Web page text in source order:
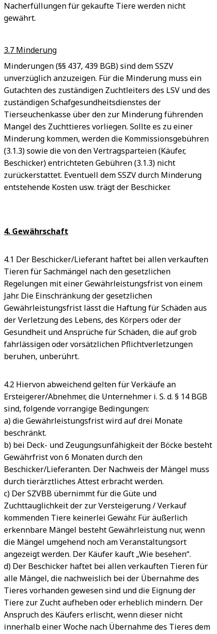
Nacherfüllungen für gekaufte Tiere werden nicht
gewährt.
3.7 Minderung
Minderungen (§§ 437, 439 BGB) sind dem SSZV
unverzüglich anzuzeigen. Für die Minderung muss ein
Gutachten des zuständigen Zuchtleiters des LSV und des
zuständigen Schafgesundheitsdienstes der
Tierseuchenkasse über den zur Minderung führenden
Mangel des Zuchttieres vorliegen. Sollte es zu einer
Minderung kommen, werden die Kommissionsgebühren
(3.1.3) sowie die von den Vertragsparteien (Käufer,
Beschicker) entrichteten Gebühren (3.1.3) nicht
zurückerstattet. Eventuell dem SSZV durch Minderung
entstehende Kosten usw. trägt der Beschicker.
4. Gewährschaft
4.1 Der Beschicker/Lieferant haftet bei allen verkauften
Tieren für Sachmängel nach den gesetzlichen
Regelungen mit einer Gewährleistungsfrist von einem
Jahr. Die Einschränkung der gesetzlichen
Gewährleistungsfrist lässt die Haftung für Schäden aus
der Verletzung des Lebens, des Körpers oder der
Gesundheit und Ansprüche für Schäden, die auf grob
fahrlässigen oder vorsätzlichen Pflichtverletzungen
beruhen, unberührt.
4.2 Hiervon abweichend gelten für Verkäufe an
Ersteigerer/Abnehmer, die Unternehmer i. S. d. § 14 BGB
sind, folgende vorrangige Bedingungen:
a) die Gewährleistungsfrist wird auf drei Monate
beschränkt.
b) bei Deck- und Zeugungsunfähigkeit der Böcke besteht
Gewährfrist von 6 Monaten durch den
Beschicker/Lieferanten. Der Nachweis der Mängel muss
durch tierärztliches Attest erbracht werden.
c) Der SZVBB übernimmt für die Güte und
Zuchttauglichkeit der zur Versteigerung / Verkauf
kommenden Tiere keinerlei Gewähr. Für äußerlich
erkennbare Mängel besteht Gewährleistung nur, wenn
die Mängel umgehend noch am Veranstaltungsort
angezeigt werden. Der Käufer kauft „Wie besehen“.
d) Der Beschicker haftet bei allen verkauften Tieren für
alle Mängel, die nachweislich bei der Übernahme des
Tieres vorhanden gewesen sind und die Eignung der
Tiere zur Zucht aufheben oder erheblich mindern. Der
Anspruch des Käufers erlischt, wenn dieser nicht
innerhalb einer Woche nach Übernahme des Tieres dem